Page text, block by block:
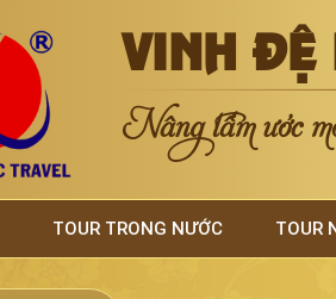
VINH ĐỆ
Nâng tầm ước
TOUR TRONG NƯỚC TOUR